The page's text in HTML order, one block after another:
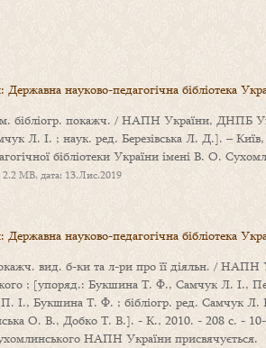
Державна науково-педагогічна бібліотека
бібліогр. покажч. / НАПН України, ДНПБ
Л. І. ; наук. ред. Березівська Л. Д.]. –
бібліотеки України імені В. О.
MB, дата: 13.Лис.2019
Державна науково-педагогічна бібліотека
вид. б-ки та л-ри про її діяльн. /
; [упоряд.: Букшина Т. Ф., Самчук Л. І.,
І., Букшина Т. Ф. ; бібліогр. ред. Самчук Л.
О. В., Добко Т. В.]. - К., 2010. - 208 с. - 10-
НАПН України присвячується.